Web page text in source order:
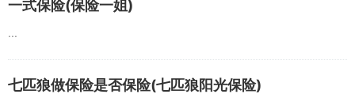
一式保险(保险一姐)
...
七匹狼做保险是否保险(七匹狼阳光保险)